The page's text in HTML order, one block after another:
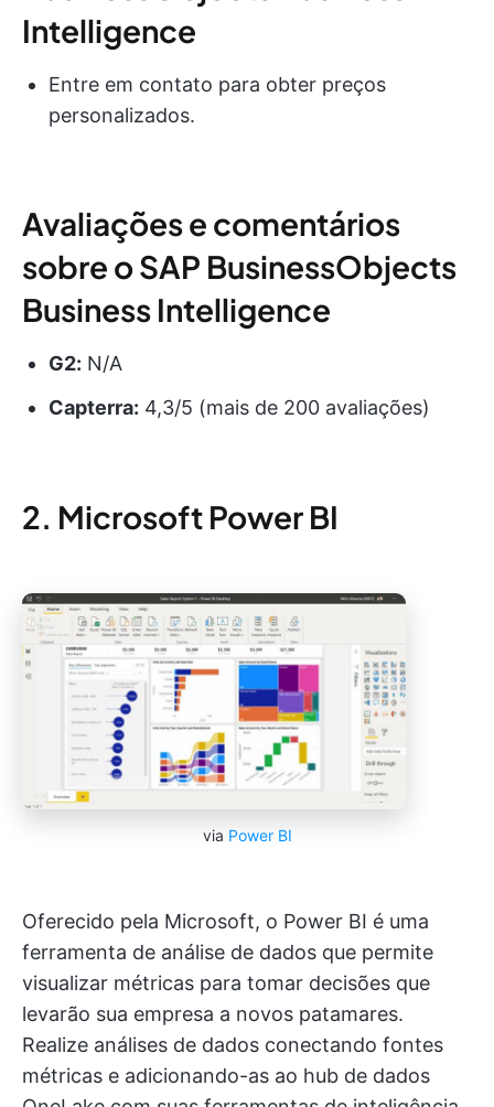
Intelligence
Entre em contato para obter preços
personalizados.
Avaliações e comentários
sobre o SAP BusinessObjects
Business Intelligence
G2: N/A
Capterra: 4,3/5 (mais de 200 avaliações)
2. Microsoft Power BI
via Power BI
Oferecido pela Microsoft, o Power BI é uma
ferramenta de análise de dados que permite
visualizar métricas para tomar decisões que
levarão sua empresa a novos patamares.
Realize análises de dados conectando fontes
métricas e adicionando-as ao hub de dados